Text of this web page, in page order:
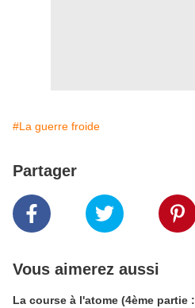
#La guerre froide
Partager
Vous aimerez aussi
La course à l'atome (4ème partie :